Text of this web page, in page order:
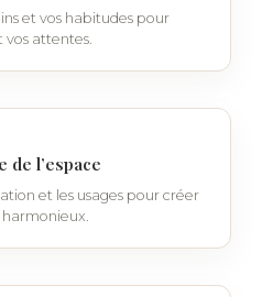
et vos habitudes pour
attentes.
l’espace
et les usages pour créer